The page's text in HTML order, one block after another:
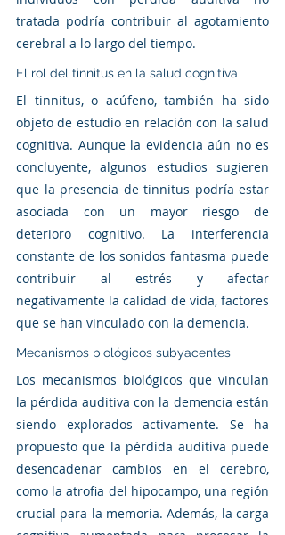
tratada podría contribuir al agotamiento
cerebral a lo largo del tiempo.
El rol del tinnitus en la salud cognitiva
El tinnitus, o acúfeno, también ha sido
objeto de estudio en relación con la salud
cognitiva. Aunque la evidencia aún no es
concluyente, algunos estudios sugieren
que la presencia de tinnitus podría estar
asociada con un mayor riesgo de
deterioro cognitivo. La interferencia
constante de los sonidos fantasma puede
contribuir al estrés y afectar
negativamente la calidad de vida, factores
que se han vinculado con la demencia.
Mecanismos biológicos subyacentes
Los mecanismos biológicos que vinculan
la pérdida auditiva con la demencia están
siendo explorados activamente. Se ha
propuesto que la pérdida auditiva puede
desencadenar cambios en el cerebro,
como la atrofia del hipocampo, una región
crucial para la memoria. Además, la carga